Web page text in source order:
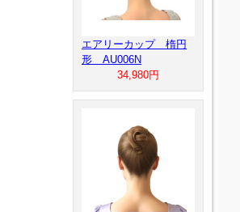
エアリーカップ 楕円
形 AU006N
34,980円